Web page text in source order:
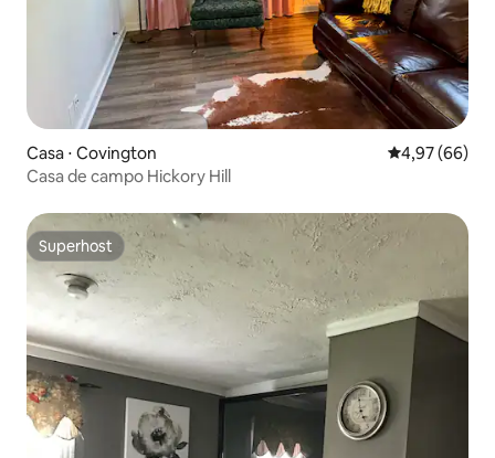
Casa ⋅ Covington 4,97 de uma
4,97 (66)
Casa de campo Hickory Hill
Superhost
Superhost